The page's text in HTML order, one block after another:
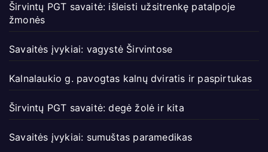
Širvintų PGT savaitė: išleisti užsitrenkę patalpoje
žmonės
Savaitės įvykiai: vagystė Širvintose
Kalnalaukio g. pavogtas kalnų dviratis ir paspirtukas
Širvintų PGT savaitė: degė žolė ir kita
Savaitės įvykiai: sumuštas paramedikas